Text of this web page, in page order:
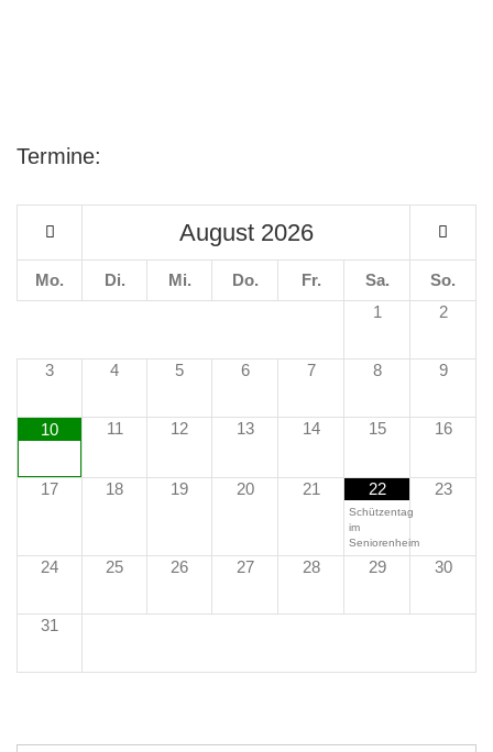
Termine:
August 2026
Mo. Di. Mi. Do. Fr. Sa.
So.
1
2
3 4 5 6 7 8 9
10 11 12 13 14 15 16
17 18 19 20 21 22
Schützentag
im
Seniorenheim
23
24 25 26 27 28 29 30
31